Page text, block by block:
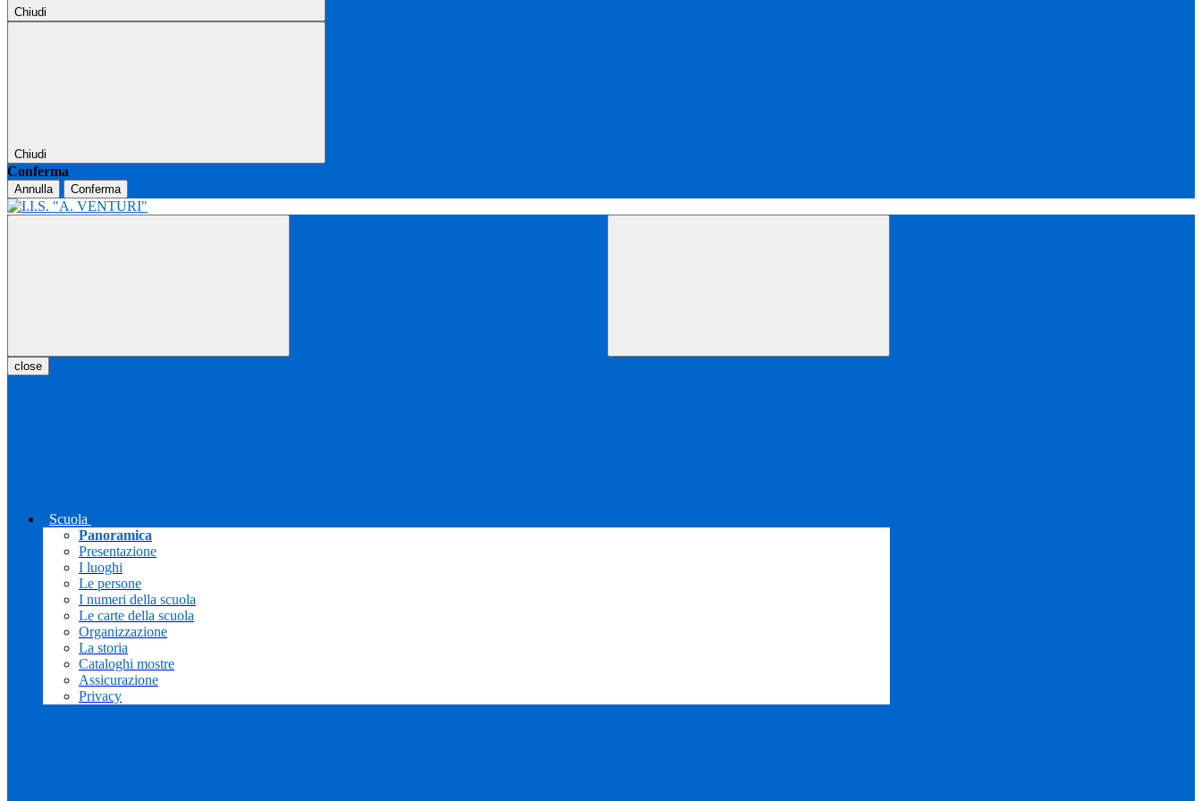
Chiudi
Chiudi
Conferma
Annulla Conferma
close
Scuola
Panoramica
Presentazione
I luoghi
Le persone
I numeri della scuola
Le carte della scuola
Organizzazione
La storia
Cataloghi mostre
Assicurazione
Privacy